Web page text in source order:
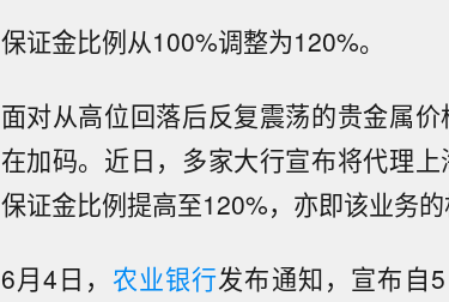
保证金比例从100%调整为120%。
面对从高位回落后反复震荡的贵金属
在加码。近日，多家大行宣布将代理
保证金比例提高至120%，亦即该业务的
6月4日， 农业银行发布通知，宣布自